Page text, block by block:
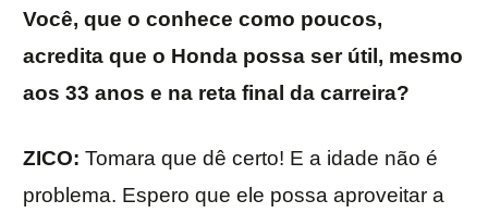
Você, que o conhece como poucos,
acredita que o Honda possa ser útil, mesmo
aos 33 anos e na reta final da carreira?
ZICO: Tomara que dê certo! E a idade não é
problema. Espero que ele possa aproveitar a